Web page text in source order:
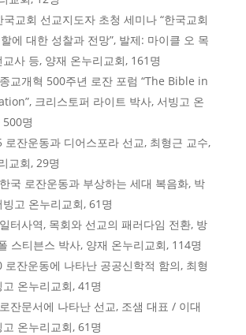
교회 선교지도자 초청 세미나 “한국교회
에 대한 성찰과 전망”, 발제: 마이클 오 목
사 등, 양재 온누리교회, 161명
교개혁 500주년 로잔 포럼 “The Bible in
크리스토퍼 라이트 박사, 서빙고 온
명
로잔운동과 디어스포라 선교, 최형근 교수,
교회, 29명
국 로잔운동과 부상하는 세대 복음화, 박
고 온누리교회, 61명
터사역, 목회와 선교의 패러다임 전환, 방
스티븐스 박사, 양재 온누리교회, 114명
로잔운동에 나타난 공공신학적 함의, 최형
온누리교회, 41명
잔문서에 나타난 선교, 조샘 대표 / 이대
온누리교회, 61명